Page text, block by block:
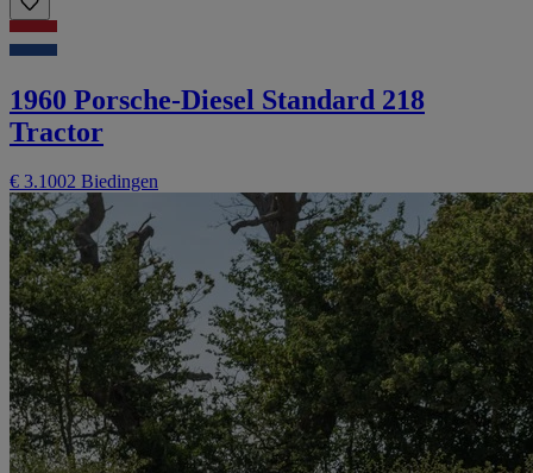
1960 Porsche-Diesel Standard 218
Tractor
€ 3.1002 Biedingen